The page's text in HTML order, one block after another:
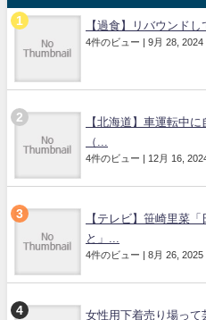
【過食】リバウンド
4件のビュー 9月 28, 2024
【北海道】車運転中
（...
4件のビュー 12月 16,
【テレビ】笹崎里菜
と」...
4件のビュー 8月 26, 2025
女性用下着売り場って